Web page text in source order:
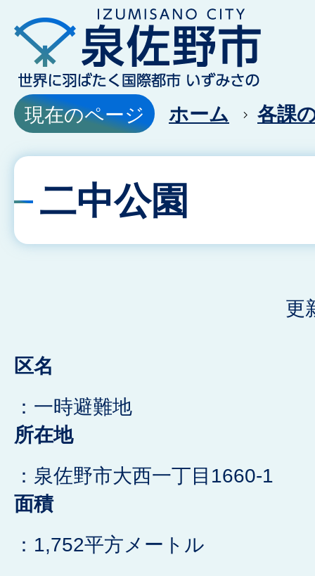
現在のページ ホーム 各課
二中公園
更
区名
：一時避難地
所在地
：泉佐野市大西一丁目1660-1
面積
：1,752平方メートル